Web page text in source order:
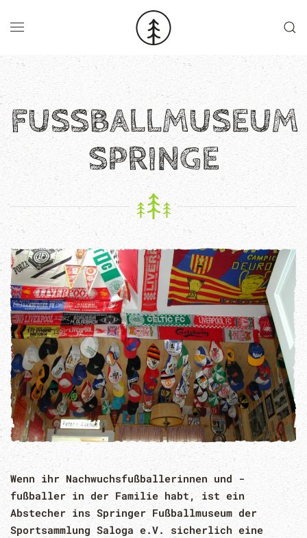
Skip to main content
FUSSBALLMUSEUM S
PRINGE
Wenn ihr Nachwuchsfußballerinnen und -
fußballer in der Familie habt, ist ein
Abstecher ins Springer Fußballmuseum der
Sportsammlung Saloga e.V. sicherlich eine